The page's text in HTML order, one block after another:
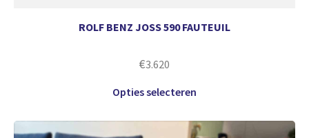
ROLF BENZ JOSS 590 FAUTEUIL
€3.620
Opties selecteren